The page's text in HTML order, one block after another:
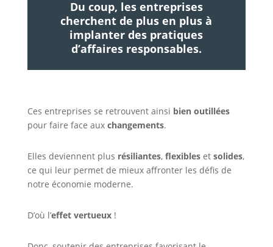
Du coup, les entreprises
cherchent de plus en plus à
implanter des pratiques
d’affaires responsables.
Ces entreprises se retrouvent ainsi bien outillées
pour faire face aux changements.
Elles deviennent plus résiliantes, flexibleset solides,
ce qui leur permet de mieux affronter les défis de
notre économie moderne.
D’où l’effet vertueux !